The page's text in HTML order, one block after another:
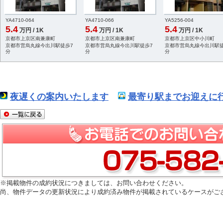
YA4710-064
5.4 万円 / 1K
京都市上京区南兼康町
京都市営烏丸線今出川駅徒歩7
分
YA4710-066
5.4 万円 / 1K
京都市上京区南兼康町
京都市営烏丸線今出川駅徒歩7
分
YA5256-004
5.4 万円 / 1K
京都市上京区中小川町
京都市営烏丸線今出川駅
分
夜遅くの案内いたします 最寄り駅までお迎えに
※掲載物件の成約状況につきましては、お問い合わせください。
尚、物件データの更新状況により成約済み物件が掲載されているケースが